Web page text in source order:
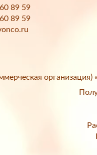
89 59
89 59
организация)